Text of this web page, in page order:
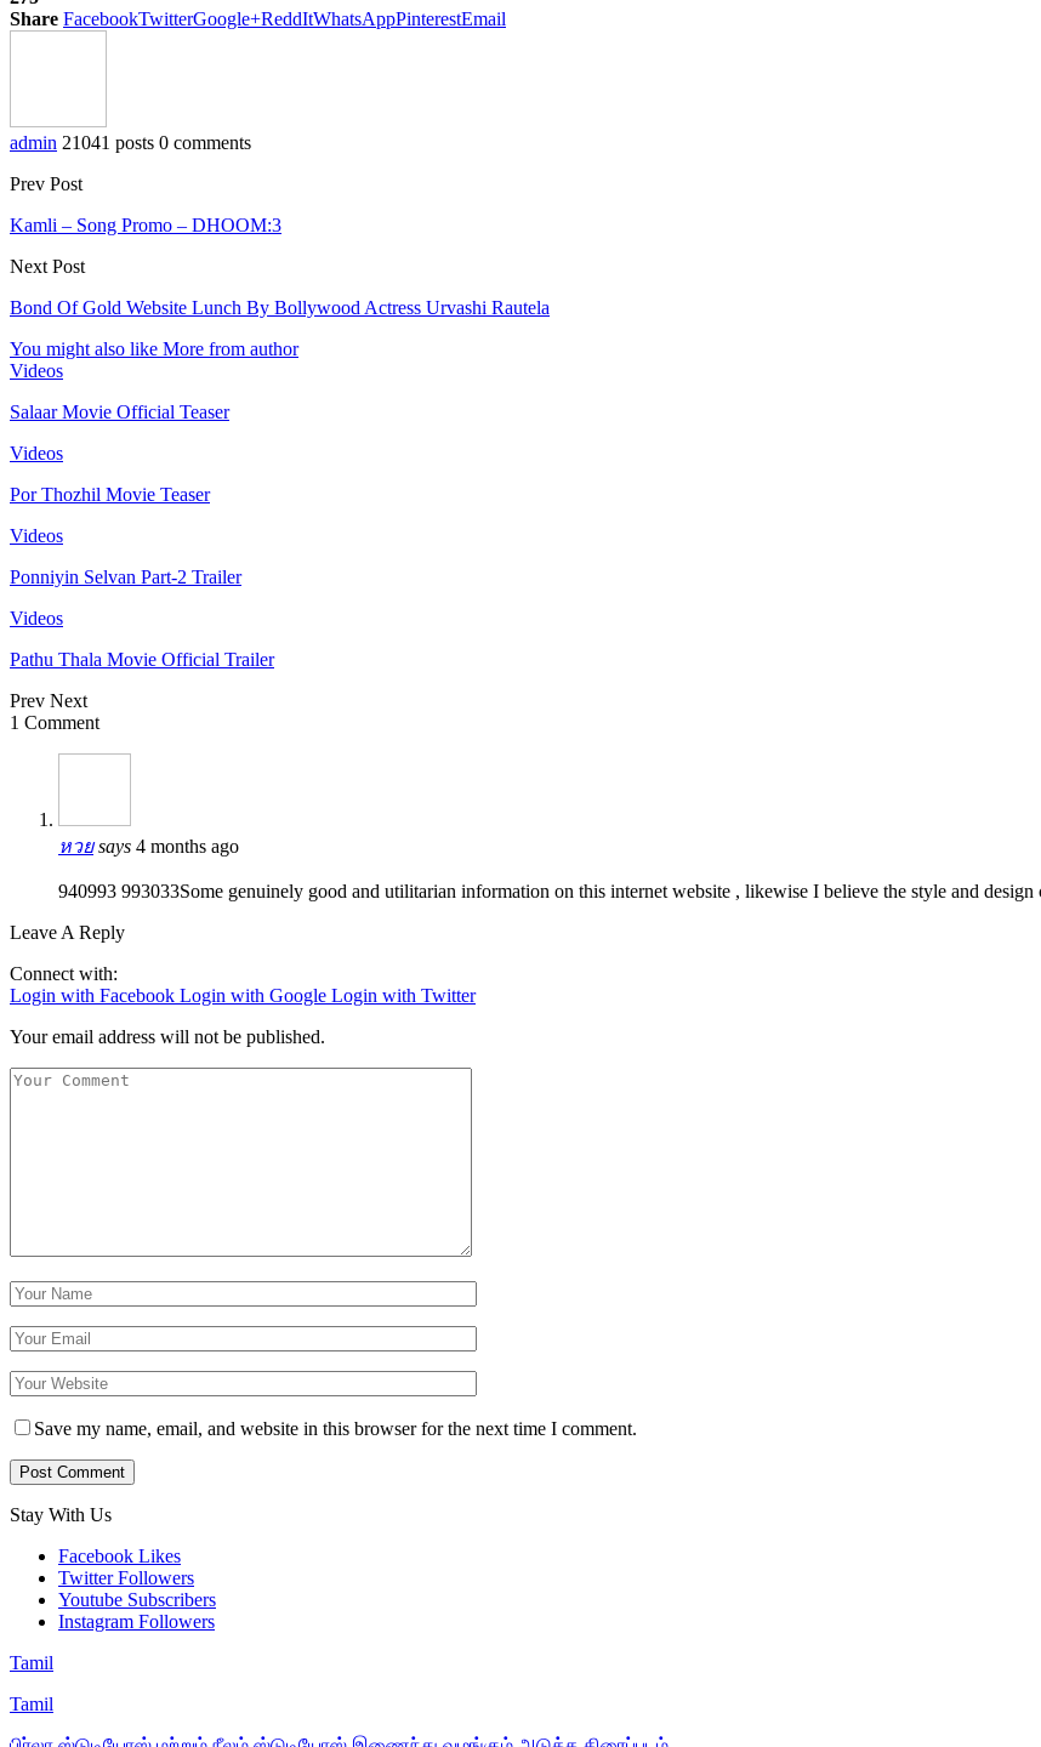
Share FacebookTwitterGoogle+ReddItWhatsAppPinterestEmail
admin 21041 posts 0 comments
Prev Post
Kamli – Song Promo – DHOOM:3
Next Post
Bond Of Gold Website Lunch By Bollywood Actress Urvashi Rautela
You might also like More from author
Videos
Salaar Movie Official Teaser
Videos
Por Thozhil Movie Teaser
Videos
Ponniyin Selvan Part-2 Trailer
Videos
Pathu Thala Movie Official Trailer
Prev Next
1 Comment
หวย says 4 months ago
940993 993033Some genuinely good and utilitarian information on this internet website , likewise I believe the style and design
Leave A Reply
Connect with:
Login with Facebook Login with Google Login with Twitter
Your email address will not be published.
Save my name, email, and website in this browser for the next time I comment.
Stay With Us
Facebook Likes
Twitter Followers
Youtube Subscribers
Instagram Followers
Tamil
Tamil